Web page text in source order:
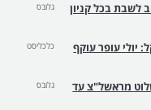
לשבת בכל קניון
גלובס
מיליארד שקל: יולי עופר עוקף
כלכליסט
מראשל"צ עד
גלובס